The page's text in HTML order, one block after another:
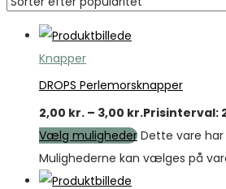
Knapper
DROPS Perlemorsknapper
2,00 kr. – 3,00 kr.Prisinterval:
Vælg muligheder Dette vare
Mulighederne kan vælges på